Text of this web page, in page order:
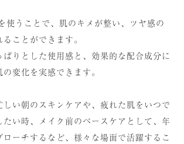
うことで、肌のキメが整い、ツヤ感の
ことができます。
ぱりとした使用感と、効果的な配合成分に
変化を実感できます。
い朝のスキンケアや、疲れた肌をいつで
たい時、メイク前のベースケアとして、年
ーチするなど、様々な場面で活躍するこ